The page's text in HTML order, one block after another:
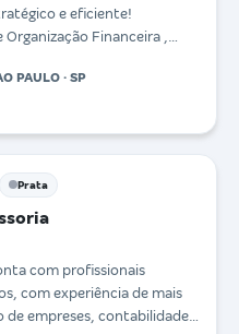
e eficiente!
Financeira ,
PAULO · SP
Prata
com profissionais
com experiência de mais
de empreses, contabilidade